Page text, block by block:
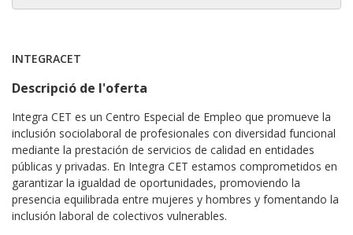
INTEGRACET
Descripció de l'oferta
Integra CET es un Centro Especial de Empleo que promueve la
inclusión sociolaboral de profesionales con diversidad funcional
mediante la prestación de servicios de calidad en entidades
públicas y privadas. En Integra CET estamos comprometidos en
garantizar la igualdad de oportunidades, promoviendo la
presencia equilibrada entre mujeres y hombres y fomentando la
inclusión laboral de colectivos vulnerables.